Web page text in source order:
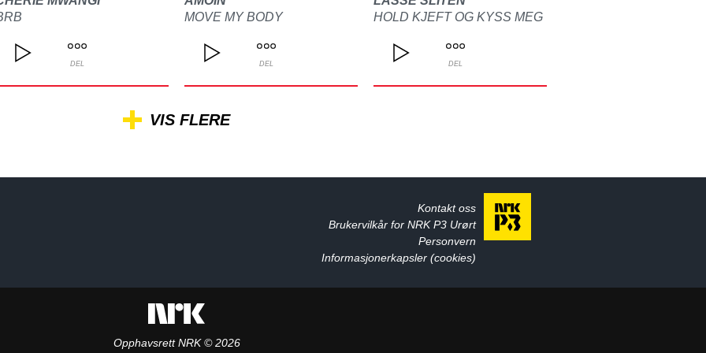
DEL
MOVE MY BODY
DEL
HOLD KJEFT OG KYSS MEG
DEL
VIS FLERE
Kontakt oss
Brukervilkår for NRK P3 Urørt
Personvern
Informasjonerkapsler (cookies)
Opphavsrett NRK © 2026